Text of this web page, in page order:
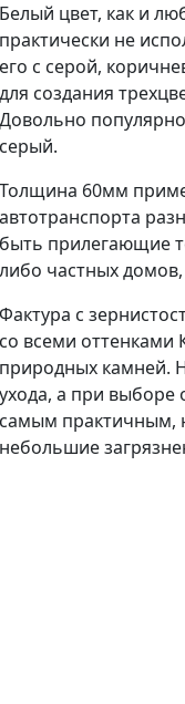
Белый цвет, как и
практически не
его с серой,
для создания
Довольно
серый.
Толщина 60мм
автотранспорта
быть прилегающие
либо частных
Фактура с
со всеми оттенками
природных камней.
ухода, а при выборе
самым практичным,
небольшие